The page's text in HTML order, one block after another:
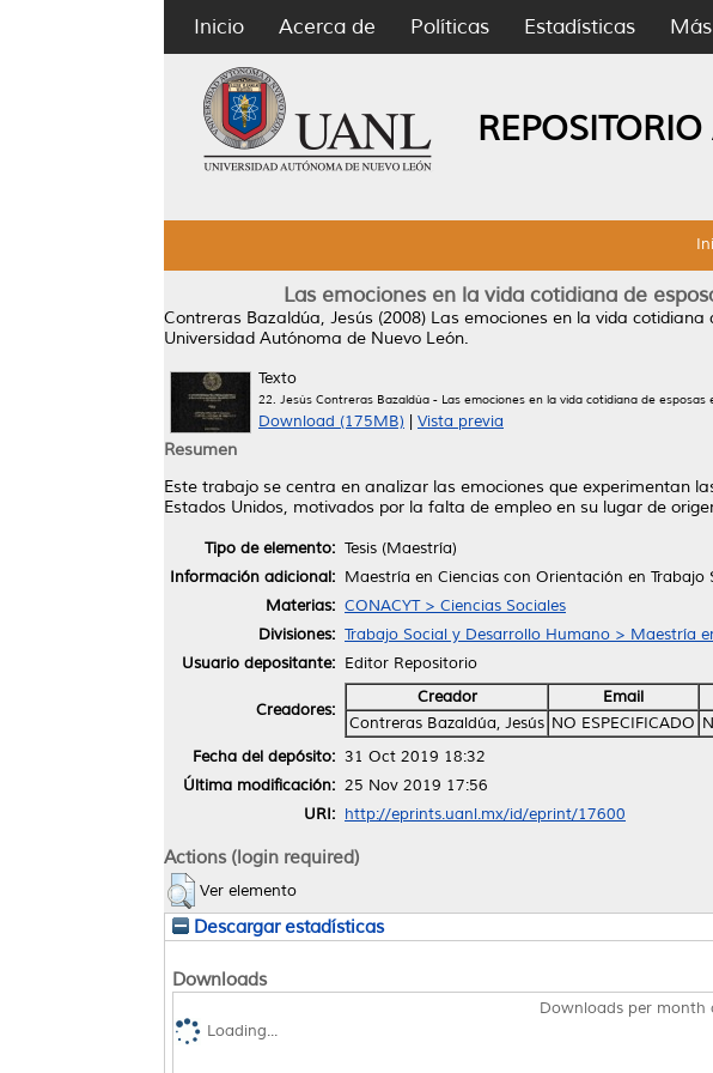
Inicio Acerca de Políticas Estadísticas
Las emociones en la vida cotidiana de
Contreras Bazaldúa, Jesús (2008) Las emociones en la vida cotidiana
Universidad Autónoma de Nuevo León.
Texto
22. Jesús Contreras Bazaldúa - Las emociones en la vida cotidiana de esposas
Download (175MB) Vista previa
Resumen
Este trabajo se centra en analizar las emociones que experimentan
Estados Unidos, motivados por la falta de empleo en su lugar de
Tipo de elemento: Tesis (Maestría)
Información adicional: Maestría en Ciencias con Orientación en Trabajo
Materias: CONACYT > Ciencias Sociales
Divisiones: Trabajo Social y Desarrollo Humano > Maestría
Usuario depositante: Editor Repositorio
Creadores:
Creador Email
Contreras Bazaldúa, Jesús NO ESPECIFICADO
Fecha del depósito: 31 Oct 2019 18:32
Última modificación: 25 Nov 2019 17:56
URI: http://eprints.uanl.mx/id/eprint/17600
Actions (login required)
Ver elemento
Descargar estadísticas
Downloads
Downloads per month
Loading...